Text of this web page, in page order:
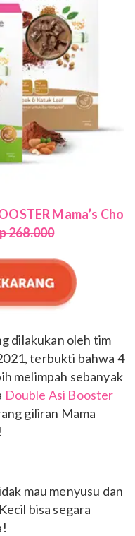
Mama’s Cho
268.000
dilakukan oleh tim
terbukti bahwa 4
melimpah sebanyak
Double Asi Booster
giliran Mama
mau menyusu dan
bisa segara